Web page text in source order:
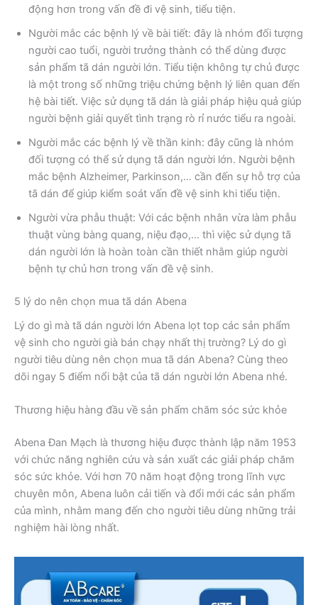
động hơn trong vấn đề đi vệ sinh, tiểu tiện.
Người mắc các bệnh lý về bài tiết: đây là nhóm đối tượng
người cao tuổi, người trưởng thành có thể dùng được
sản phẩm tã dán người lớn. Tiểu tiện không tự chủ được
là một trong số những triệu chứng bệnh lý liên quan đến
hệ bài tiết. Việc sử dụng tã dán là giải pháp hiệu quả giúp
người bệnh giải quyết tình trạng rò rỉ nước tiểu ra ngoài.
Người mắc các bệnh lý về thần kinh: đây cũng là nhóm
đối tượng có thể sử dụng tã dán người lớn. Người bệnh
mắc bệnh Alzheimer, Parkinson,… cần đến sự hỗ trợ của
tã dán để giúp kiểm soát vấn đề vệ sinh khi tiểu tiện.
Người vừa phẫu thuật: Với các bệnh nhân vừa làm phẫu
thuật vùng bàng quang, niệu đạo,… thì việc sử dụng tã
dán người lớn là hoàn toàn cần thiết nhằm giúp người
bệnh tự chủ hơn trong vấn đề vệ sinh.
5 lý do nên chọn mua tã dán Abena
Lý do gì mà tã dán người lớn Abena lọt top các sản phẩm
vệ sinh cho người già bán chạy nhất thị trường? Lý do gì
người tiêu dùng nên chọn mua tã dán Abena? Cùng theo
dõi ngay 5 điểm nổi bật của tã dán người lớn Abena nhé.
Thương hiệu hàng đầu về sản phẩm chăm sóc sức khỏe
Abena Đan Mạch là thương hiệu được thành lập năm 1953
với chức năng nghiên cứu và sản xuất các giải pháp chăm
sóc sức khỏe. Với hơn 70 năm hoạt động trong lĩnh vực
chuyên môn, Abena luôn cải tiến và đổi mới các sản phẩm
của mình, nhằm mang đến cho người tiêu dùng những trải
nghiệm hài lòng nhất.